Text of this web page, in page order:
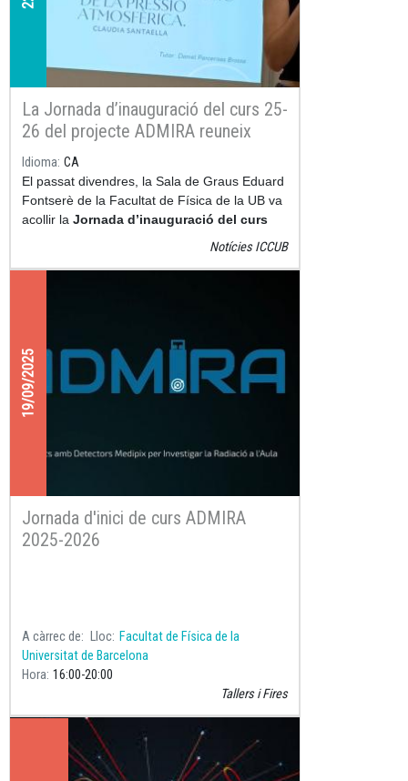
La Jornada d’inauguració del curs 25-
26 del projecte ADMIRA reuneix
universitat i secundària per impulsar
la recerca i l’aprenentatge actiu
Idioma CA
El passat divendres, la Sala de Graus Eduard
Fontserè de la Facultat de Física de la UB va
acollir la Jornada d’inauguració del curs
(Activitats
Notícies ICCUB
19/09/2025
Jornada d'inici de curs ADMIRA
2025-2026
A càrrec de Lloc Facultat de Física de la
Universitat de Barcelona
Hora 16:00 20:00
Tallers i Fires